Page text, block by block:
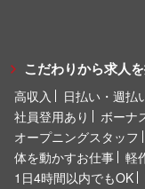
こだわりから求人
高収入 日払い・週払
社員登用あり
ボーナ
オープニングスタッフ
体を動かすお仕事
軽
1日4時間以内でもOK